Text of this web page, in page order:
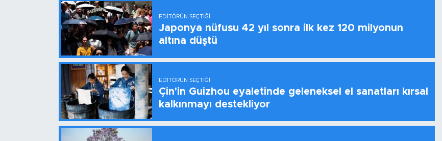
EDITÖRÜN SEÇTIĞI
Japonya nüfusu 42 yıl sonra ilk kez 120 milyonun
altına düştü
EDITÖRÜN SEÇTIĞI
Çin'in Guizhou eyaletinde geleneksel el sanatları kırsal
kalkınmayı destekliyor